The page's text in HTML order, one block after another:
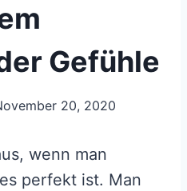
Gefühle
20, 2020
wenn man
perfekt ist. Man